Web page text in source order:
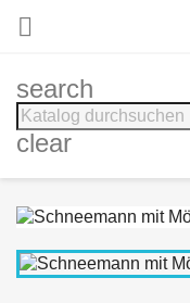

search
clear